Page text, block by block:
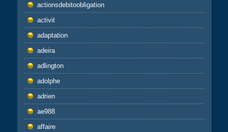
actionsdebitoobligation
activit
adaptation
adeira
adlington
adolphe
adrien
ae988
affaire